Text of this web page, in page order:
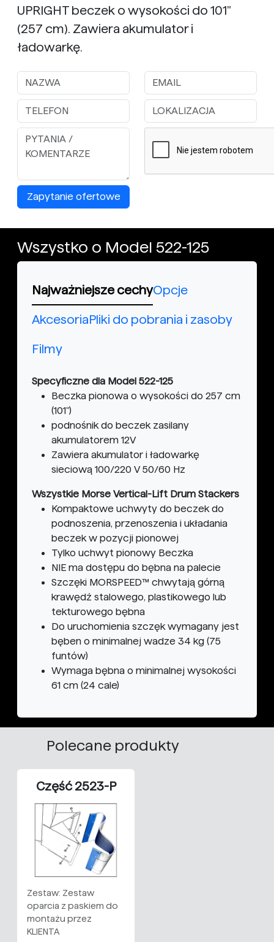
UPRIGHT beczek o wysokości do 101"
(257 cm). Zawiera akumulator i
ładowarkę.
Zapytanie ofertowe
Wszystko o Model 522-125
Najważniejsze cechyOpcje
AkcesoriaPliki do pobrania i zasoby
Filmy
Specyficzne dla Model 522-125
Beczka pionowa o wysokości do 257 cm
(101")
podnośnik do beczek zasilany
akumulatorem 12V
Zawiera akumulator i ładowarkę
sieciową 100/220 V 50/60 Hz
Wszystkie Morse Vertical-Lift Drum Stackers
Kompaktowe uchwyty do beczek do
podnoszenia, przenoszenia i układania
beczek w pozycji pionowej
Tylko uchwyt pionowy Beczka
NIE ma dostępu do bębna na palecie
Szczęki MORSPEED™ chwytają górną
krawędź stalowego, plastikowego lub
tekturowego bębna
Do uruchomienia szczęk wymagany jest
bęben o minimalnej wadze 34 kg (75
funtów)
Wymaga bębna o minimalnej wysokości
61 cm (24 cale)
Polecane produkty
Część 2523-P
Zestaw: Zestaw
oparcia z paskiem do
montażu przez
KLIENTA